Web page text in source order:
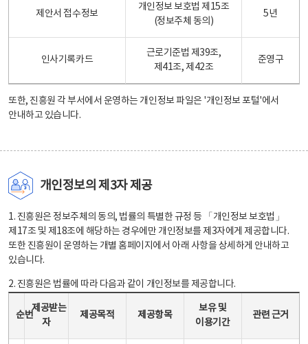
제안서 접수정보
개인정보 보호법 제15조
(정보주체 동의)
5년
인사기록카드
근로기준법 제39조,
제41조, 제42조
준영구
또한, 진흥원 각 부서에서 운영하는 개인정보 파일은 '개인정보 포털'에서
안내하고 있습니다.
개인정보의 제3자 제공
1. 진흥원은 정보주체의 동의, 법률의 특별한 규정 등 「개인정보 보호법」
제17조 및 제18조에 해당하는 경우에만 개인정보를 제3자에게 제공합니다.
또한 진흥원이 운영하는 개별 홈페이지에서 아래 사항을 상세하게 안내하고
있습니다.
2. 진흥원은 법률에 따라 다음과 같이 개인정보를 제공합니다.
순번
제공받는
자
제공목적 제공항목
보유 및
이용기간
관련 근거